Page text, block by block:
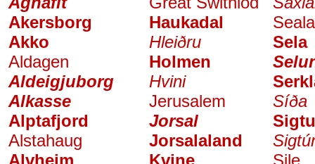
Akersborg
Akko
Aldagen
Aldeigjuborg
Alkasse
Alptafjord
Alstahaug
Alvheim
Haukadal
Hleiðru
Holmen
Hvini
Jerusalem
Jorsal
Jorsalaland
Kvine
Sela
Síða
Sile